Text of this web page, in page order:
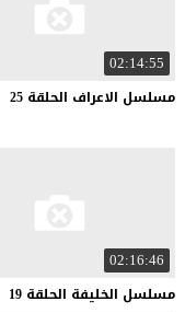
02:14:55
مسلسل الاعراف الحلقة 25
02:16:46
مسلسل الخليفة الحلقة 19